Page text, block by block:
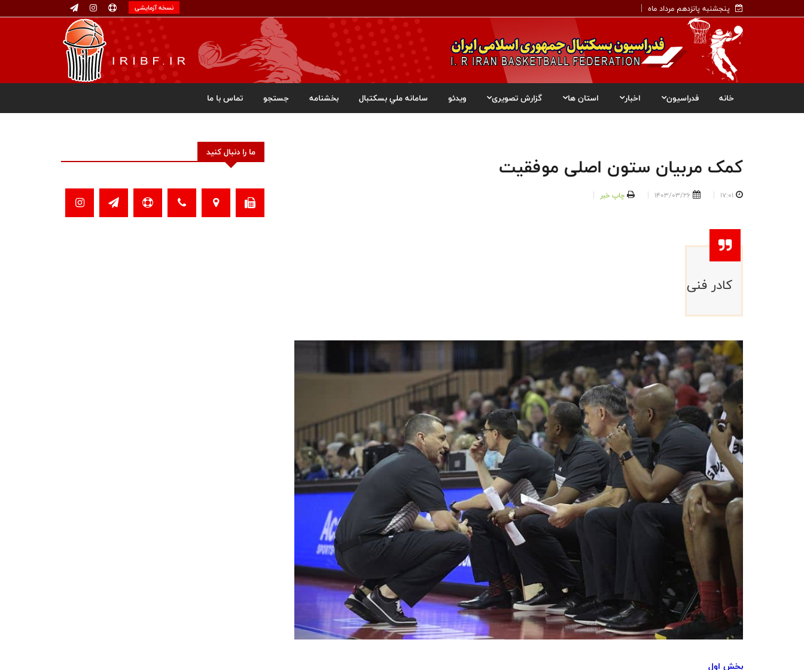
پنجشنبه پانزدهم مرداد ماه نسخه آزمایشی
خانه فدراسیون اخبار استان ها گزارش تصویری ویدئو سامانه ملي بسکتبال بخشنامه جستجو تماس با ما
کمک مربیان ستون اصلی موفقیت
17:01
1403/03/26 چاپ خبر
کادر فنی
بخش اول
ما را دنبال کنید